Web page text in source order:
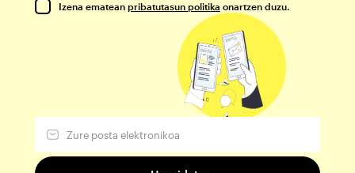
Izena ematean pribatutasun politika onartzen duzu.